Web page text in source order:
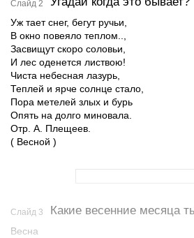
Слайд 2
Уж тает снег, бегут ручьи,
В окно повеяло теплом..,
Засвищут скоро соловьи,
И лес оденется листвою!
Чиста небесная лазурь,
Теплей и ярче солнце стало,
Пора метелей злых и бурь
Опять на долго миновала.
Отр. А. Плещеев.
( Весной )
Слайд 3 Какие весенние месяца
Весна